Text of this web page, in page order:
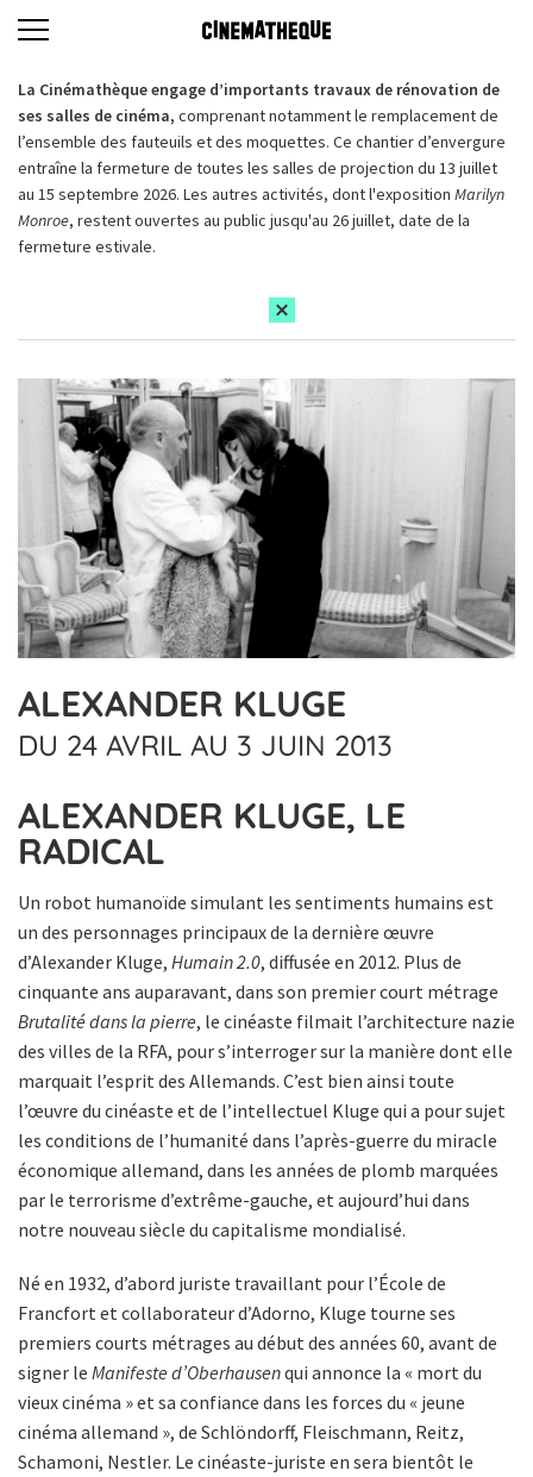
La Cinémathèque engage d’importants travaux de rénovation de
ses salles de cinéma, comprenant notamment le remplacement de
l’ensemble des fauteuils et des moquettes. Ce chantier d’envergure
entraîne la fermeture de toutes les salles de projection du 13 juillet
au 15 septembre 2026. Les autres activités, dont l'exposition Marilyn
Monroe, restent ouvertes au public jusqu'au 26 juillet, date de la
fermeture estivale.
ALEXANDER KLUGE
DU 24 AVRIL AU 3 JUIN 2013
ALEXANDER KLUGE, LE
RADICAL
Un robot humanoïde simulant les sentiments humains est
un des personnages principaux de la dernière œuvre
d’Alexander Kluge, Humain 2.0, diffusée en 2012. Plus de
cinquante ans auparavant, dans son premier court métrage
Brutalité dans la pierre, le cinéaste filmait l’architecture nazie
des villes de la RFA, pour s’interroger sur la manière dont elle
marquait l’esprit des Allemands. C’est bien ainsi toute
l’œuvre du cinéaste et de l’intellectuel Kluge qui a pour sujet
les conditions de l’humanité dans l’après-guerre du miracle
économique allemand, dans les années de plomb marquées
par le terrorisme d’extrême-gauche, et aujourd’hui dans
notre nouveau siècle du capitalisme mondialisé.
Né en 1932, d’abord juriste travaillant pour l’École de
Francfort et collaborateur d’Adorno, Kluge tourne ses
premiers courts métrages au début des années 60, avant de
signer le Manifeste d’Oberhausenqui annonce la « mort du
vieux cinéma » et sa confiance dans les forces du « jeune
cinéma allemand », de Schlöndorff, Fleischmann, Reitz,
Schamoni, Nestler. Le cinéaste-juriste en sera bientôt le